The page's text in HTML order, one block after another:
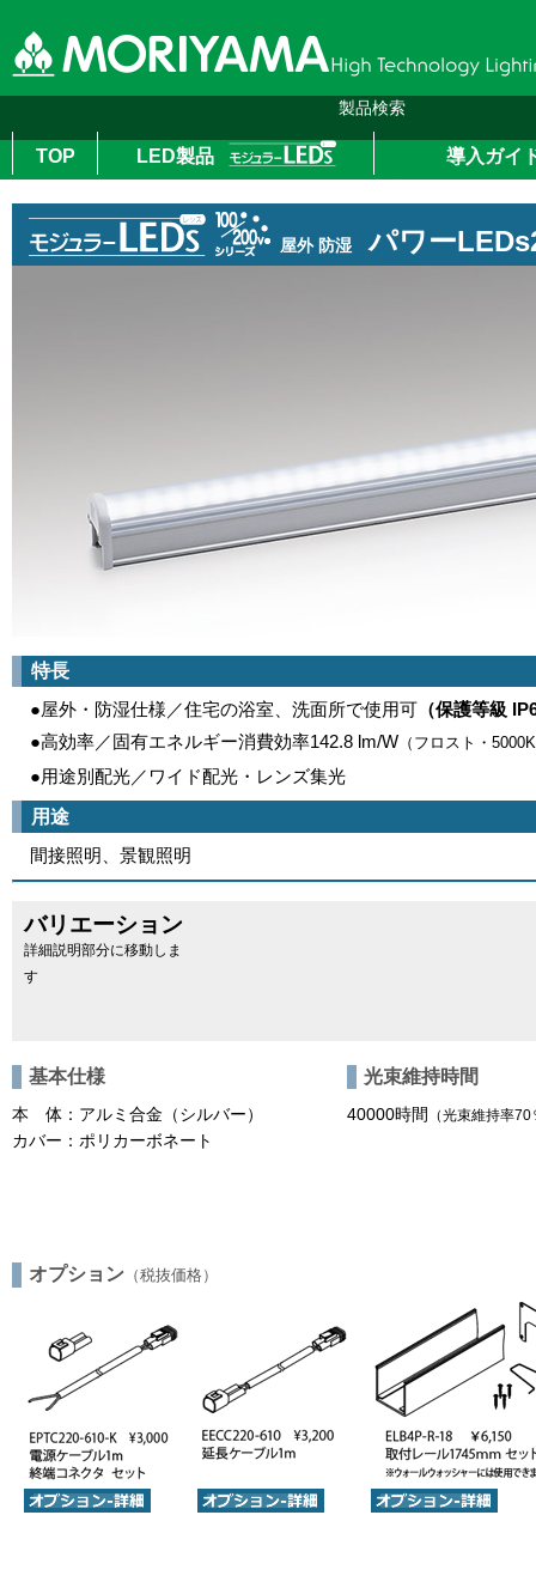
製品検索
TOP LED製品 導入ガイ
屋外 防湿パワー
特長
●屋外・防湿仕様／住宅の浴室、洗面所で使用可 （保護等級
●高効率／固有エネルギー消費効率142.8 lm/W （フロスト・
●用途別配光／ワイド配光・レンズ集光
用途
間接照明、景観照明
バリエーション
詳細説明部分に移動しま
す
基本仕様
本 体：アルミ合金（シルバー）
カバー：ポリカーボネート
光束維持時間
40000時間 （光束維持率70
オプション （税抜価格）